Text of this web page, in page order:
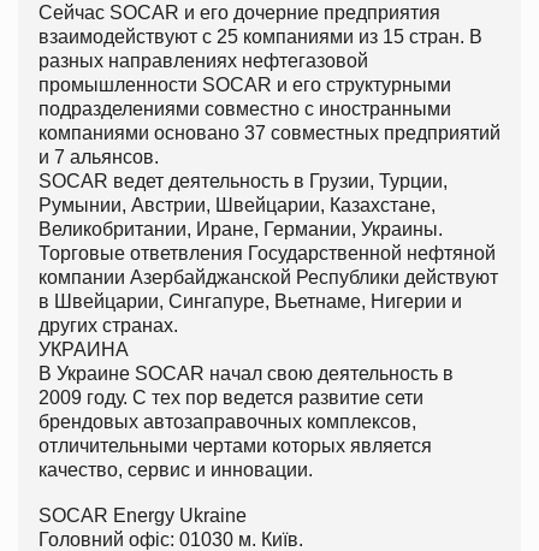
Сейчас SOCAR и его дочерние предприятия
взаимодействуют с 25 компаниями из 15 стран. В
разных направлениях нефтегазовой
промышленности SOCAR и его структурными
подразделениями совместно с иностранными
компаниями основано 37 совместных предприятий
и 7 альянсов.
SOCAR ведет деятельность в Грузии, Турции,
Румынии, Австрии, Швейцарии, Казахстане,
Великобритании, Иране, Германии, Украины.
Торговые ответвления Государственной нефтяной
компании Азербайджанской Республики действуют
в Швейцарии, Сингапуре, Вьетнаме, Нигерии и
других странах.
УКРАИНА
В Украине SOCAR начал свою деятельность в
2009 году. С тех пор ведется развитие сети
брендовых автозаправочных комплексов,
отличительными чертами которых является
качество, сервис и инновации.
SOCAR Energy Ukraine
Головний офіс: 01030 м. Київ.